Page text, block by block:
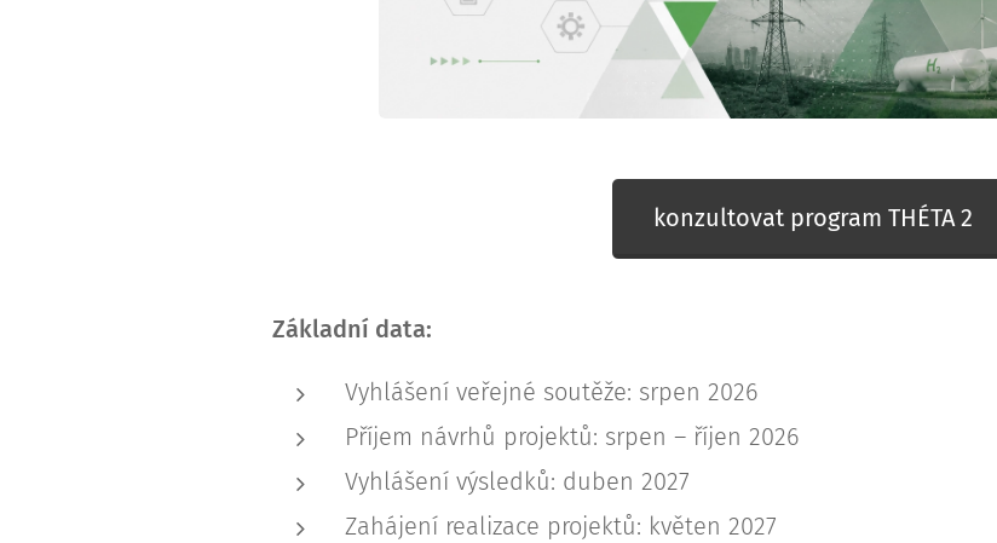
konzultovat program THÉTA 2
Základní data:
Vyhlášení veřejné soutěže: srpen 2026
Příjem návrhů projektů: srpen – říjen 2026
Vyhlášení výsledků: duben 2027
Zahájení realizace projektů: květen 2027